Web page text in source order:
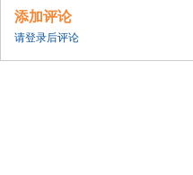
添加评论
请登录后评论